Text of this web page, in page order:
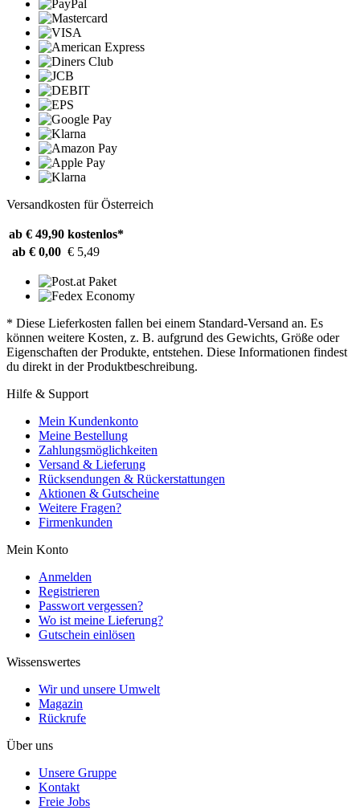
Versandkosten für Österreich
ab € 49,90 kostenlos*
ab € 0,00 € 5,49
* Diese Lieferkosten fallen bei einem Standard-Versand an. Es
können weitere Kosten, z. B. aufgrund des Gewichts, Größe oder
Eigenschaften der Produkte, entstehen. Diese Informationen findest
du direkt in der Produktbeschreibung.
Hilfe & Support
Mein Kundenkonto
Meine Bestellung
Zahlungsmöglichkeiten
Versand & Lieferung
Rücksendungen & Rückerstattungen
Aktionen & Gutscheine
Weitere Fragen?
Firmenkunden
Mein Konto
Anmelden
Registrieren
Passwort vergessen?
Wo ist meine Lieferung?
Gutschein einlösen
Wissenswertes
Wir und unsere Umwelt
Magazin
Rückrufe
Über uns
Unsere Gruppe
Kontakt
Freie Jobs